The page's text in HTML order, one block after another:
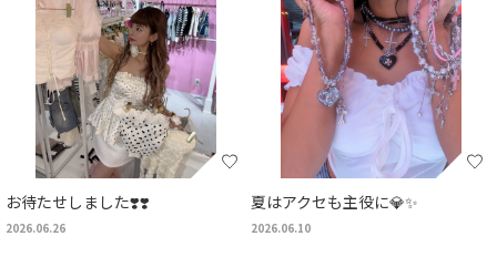
お待たせしました❣️❣️
2026.06.26
夏はアクセも主役に💎✨
2026.06.10